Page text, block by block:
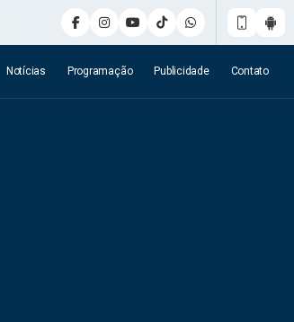
Notícias Programação Publicidade Contato